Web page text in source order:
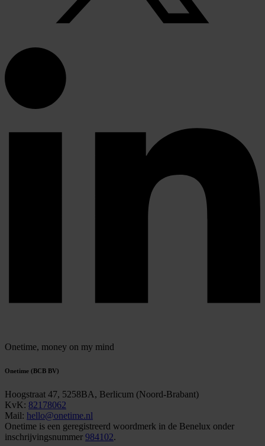
Onetime, money on my mind
Onetime (BCB BV)
Hoogstraat 47, 5258BA, Berlicum (Noord-Brabant)
KvK: 82178062
Mail: hello@onetime.nl
Onetime is een geregistreerd woordmerk in de Benelux onder
inschrijvingsnummer 984102.